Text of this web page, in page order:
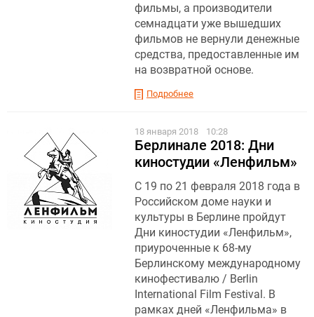
фильмы, а производители
семнадцати уже вышедших
фильмов не вернули денежные
средства, предоставленные им
на возвратной основе.
Подробнее
18 января 2018 10:28
Берлинале 2018: Дни
киностудии «Ленфильм»
С 19 по 21 февраля 2018 года в
Российском доме науки и
культуры в Берлине пройдут
Дни киностудии «Ленфильм»,
приуроченные к 68-му
Берлинскому международному
кинофестивалю / Berlin
International Film Festival. В
рамках дней «Ленфильма» в